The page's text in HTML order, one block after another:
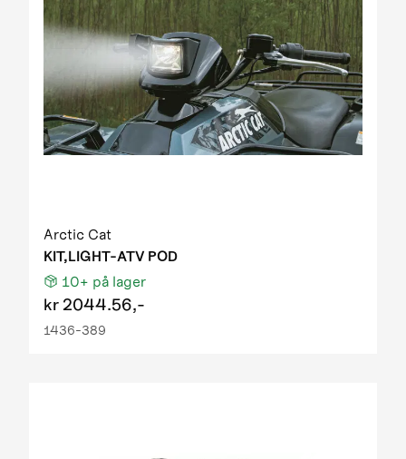
Arctic Cat
KIT,LIGHT-ATV POD
10+ på lager
kr 2044.56,-
1436-389